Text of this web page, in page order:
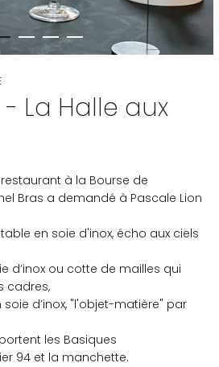
La Halle aux
à la Bourse de
Bras a demandé à Pascale Lion
en soie d'inox, écho aux ciels
d’inox ou cotte de mailles qui
cadres,
soie d’inox, "l'objet-matière" par
les Basiques
94 et la manchette.